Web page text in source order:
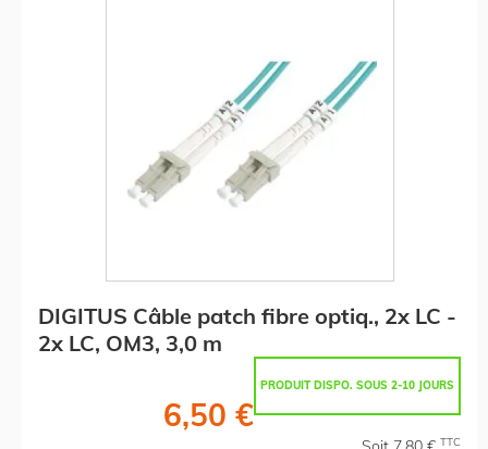
DIGITUS Câble patch fibre optiq., 2x LC -
2x LC, OM3, 3,0 m
PRODUIT DISPO. SOUS 2-10 JOURS
6,50 €
TTC